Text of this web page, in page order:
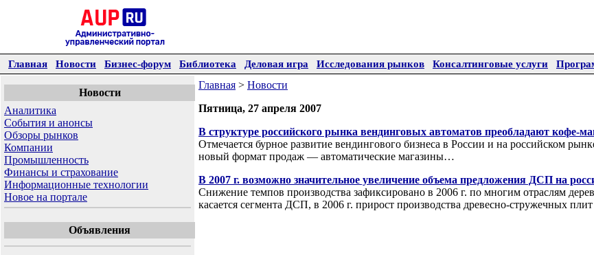
Главная Новости Бизнес-форум Библиотека Деловая игра Исследования рынков Консалтинговые услуги
Новости
Аналитика
События и анонсы
Обзоры рынков
Компании
Промышленность
Финансы и страхование
Информационные технологии
Новое на портале
Объявления
Главная > Новости
Пятница, 27 апреля 2007
В структуре российского рынка вендинговых автоматов преобладают кофе-
Отмечается бурное развитие вендингового бизнеса в России и на российском
новый формат продаж — автоматические магазины…
В 2007 г. возможно значительное увеличение объема предложения ДСП на
Снижение темпов производства зафиксировано в 2006 г. по многим отраслям
касается сегмента ДСП, в 2006 г. прирост производства древесно-стружечных